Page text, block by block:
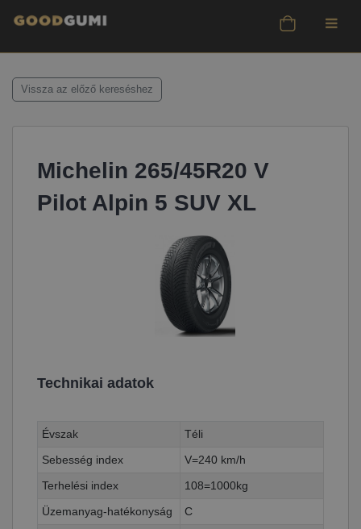
Vissza az előző kereséshez
Michelin 265/45R20 V
Pilot Alpin 5 SUV XL
Technikai adatok
Évszak
Téli
Sebesség index
V=240 km/h
Terhelési index
108=1000kg
Üzemanyag-hatékonyság
C